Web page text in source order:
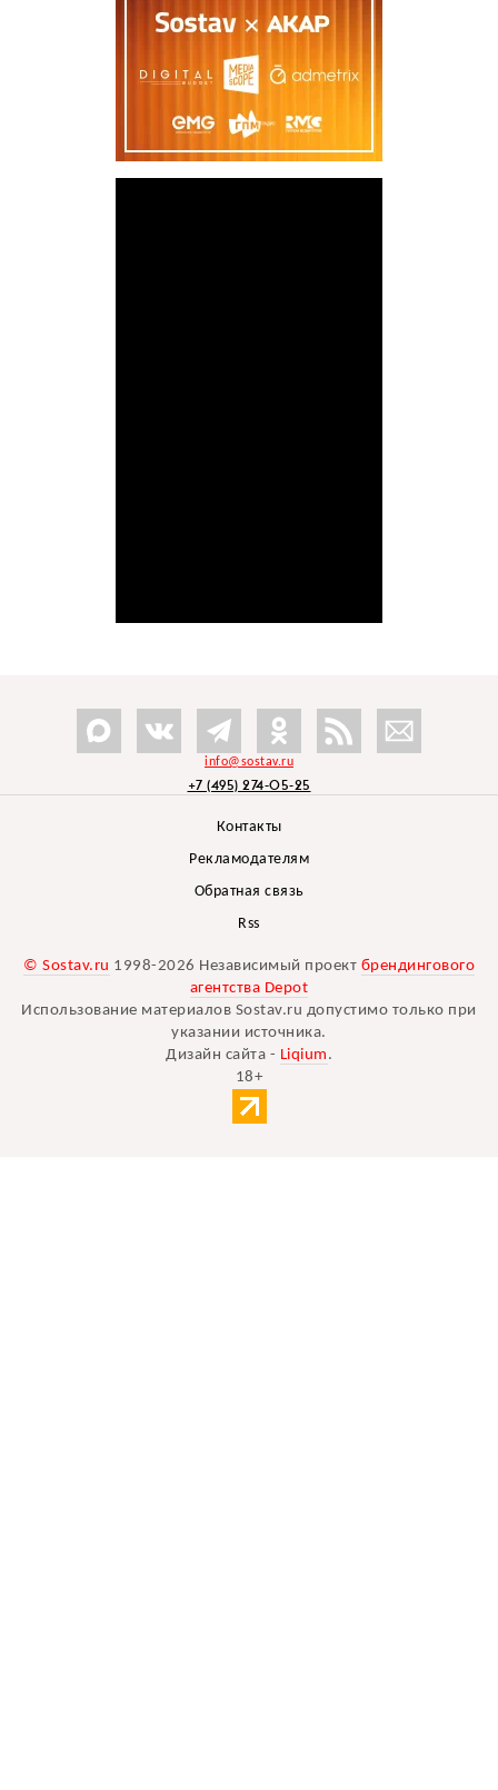
info@sostav.ru
+7 (495) 274-05-25
Контакты
Рекламодателям
Обратная связь
Rss
© Sostav.ru 1998-2026 Независимый проект брендингового
агентства Depot
Использование материалов Sostav.ru допустимо только при
указании источника.
Дизайн сайта - Liqium .
18+